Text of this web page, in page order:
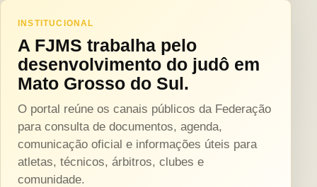
INSTITUCIONAL
A FJMS trabalha pelo
desenvolvimento do judô em
Mato Grosso do Sul.
O portal reúne os canais públicos da Federação
para consulta de documentos, agenda,
comunicação oficial e informações úteis para
atletas, técnicos, árbitros, clubes e
comunidade.